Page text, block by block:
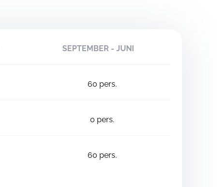
SEPTEMBER - JUNI
60 pers.
0 pers.
60 pers.